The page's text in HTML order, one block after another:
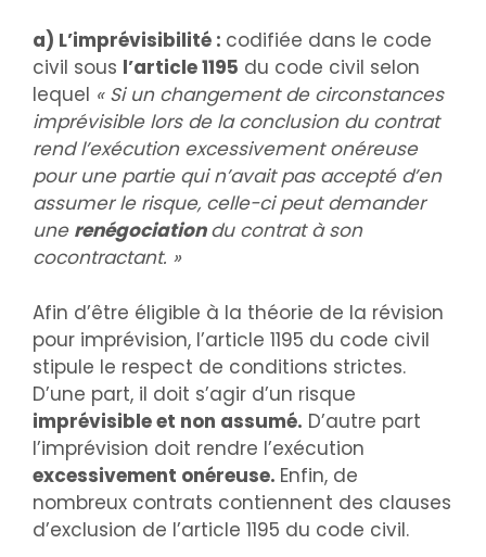
a) L’imprévisibilité : codifiée dans le code
civil sous l’article 1195 du code civil selon
lequel « Si un changement de circonstances
imprévisible lors de la conclusion du contrat
rend l’exécution excessivement onéreuse
pour une partie qui n’avait pas accepté d’en
assumer le risque, celle-ci peut demander
une renégociationdu contrat à son
cocontractant. »
Afin d’être éligible à la théorie de la révision
pour imprévision, l’article 1195 du code civil
stipule le respect de conditions strictes.
D’une part, il doit s’agir d’un risque
imprévisible et non assumé. D’autre part
l’imprévision doit rendre l’exécution
excessivement onéreuse. Enfin, de
nombreux contrats contiennent des clauses
d’exclusion de l’article 1195 du code civil.